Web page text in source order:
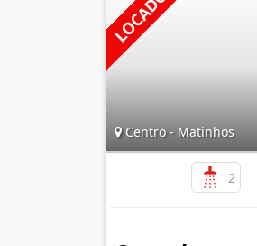
Centro - Matinhos
2